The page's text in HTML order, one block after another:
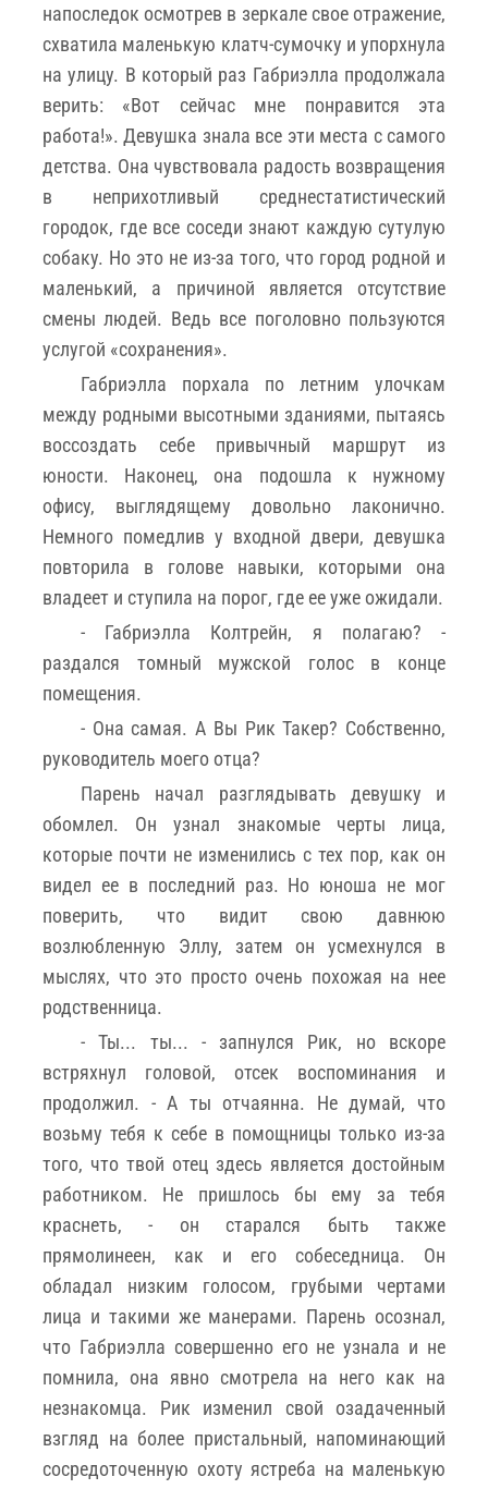
напоследок осмотрев в зеркале свое отражение,
схватила маленькую клатч-сумочку и упорхнула
на улицу. В который раз Габриэлла продолжала
верить: «Вот сейчас мне понравится эта
работа!». Девушка знала все эти места с самого
детства. Она чувствовала радость возвращения
в неприхотливый среднестатистический
городок, где все соседи знают каждую сутулую
собаку. Но это не из-за того, что город родной и
маленький, а причиной является отсутствие
смены людей. Ведь все поголовно пользуются
услугой «сохранения».
Габриэлла порхала по летним улочкам
между родными высотными зданиями, пытаясь
воссоздать себе привычный маршрут из
юности. Наконец, она подошла к нужному
офису, выглядящему довольно лаконично.
Немного помедлив у входной двери, девушка
повторила в голове навыки, которыми она
владеет и ступила на порог, где ее уже ожидали.
- Габриэлла Колтрейн, я полагаю? -
раздался томный мужской голос в конце
помещения.
- Она самая. А Вы Рик Такер? Собственно,
руководитель моего отца?
Парень начал разглядывать девушку и
обомлел. Он узнал знакомые черты лица,
которые почти не изменились с тех пор, как он
видел ее в последний раз. Но юноша не мог
поверить, что видит свою давнюю
возлюбленную Эллу, затем он усмехнулся в
мыслях, что это просто очень похожая на нее
родственница.
- Ты... ты... - запнулся Рик, но вскоре
встряхнул головой, отсек воспоминания и
продолжил. - А ты отчаянна. Не думай, что
возьму тебя к себе в помощницы только из-за
того, что твой отец здесь является достойным
работником. Не пришлось бы ему за тебя
краснеть, - он старался быть также
прямолинеен, как и его собеседница. Он
обладал низким голосом, грубыми чертами
лица и такими же манерами. Парень осознал,
что Габриэлла совершенно его не узнала и не
помнила, она явно смотрела на него как на
незнакомца. Рик изменил свой озадаченный
взгляд на более пристальный, напоминающий
сосредоточенную охоту ястреба на маленькую